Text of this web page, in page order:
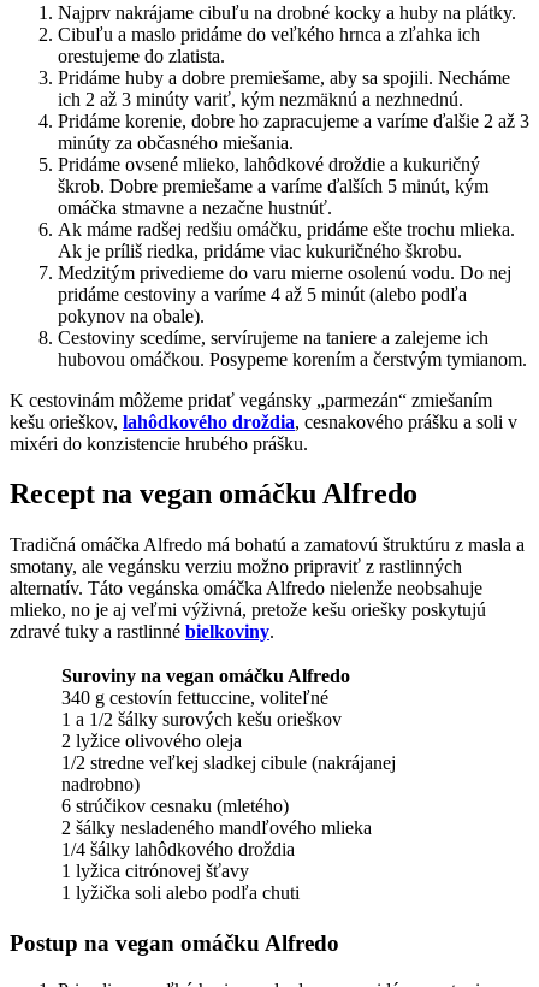
Najprv nakrájame cibuľu na drobné kocky a huby na plátky.
Cibuľu a maslo pridáme do veľkého hrnca a zľahka ich
orestujeme do zlatista.
Pridáme huby a dobre premiešame, aby sa spojili. Necháme
ich 2 až 3 minúty variť, kým nezmäknú a nezhnednú.
Pridáme korenie, dobre ho zapracujeme a varíme ďalšie 2 až 3
minúty za občasného miešania.
Pridáme ovsené mlieko, lahôdkové droždie a kukuričný
škrob. Dobre premiešame a varíme ďalších 5 minút, kým
omáčka stmavne a nezačne hustnúť.
Ak máme radšej redšiu omáčku, pridáme ešte trochu mlieka.
Ak je príliš riedka, pridáme viac kukuričného škrobu.
Medzitým privedieme do varu mierne osolenú vodu. Do nej
pridáme cestoviny a varíme 4 až 5 minút (alebo podľa
pokynov na obale).
Cestoviny scedíme, servírujeme na taniere a zalejeme ich
hubovou omáčkou. Posypeme korením a čerstvým tymianom.
K cestovinám môžeme pridať vegánsky „parmezán“ zmiešaním
kešu orieškov, lahôdkového droždia, cesnakového prášku a soli v
mixéri do konzistencie hrubého prášku.
Recept na vegan omáčku Alfredo
Tradičná omáčka Alfredo má bohatú a zamatovú štruktúru z masla a
smotany, ale vegánsku verziu možno pripraviť z rastlinných
alternatív. Táto vegánska omáčka Alfredo nielenže neobsahuje
mlieko, no je aj veľmi výživná, pretože kešu oriešky poskytujú
zdravé tuky a rastlinné bielkoviny.
Suroviny na vegan omáčku Alfredo
340 g cestovín fettuccine, voliteľné
1 a 1/2 šálky surových kešu orieškov
2 lyžice olivového oleja
1/2 stredne veľkej sladkej cibule (nakrájanej
nadrobno)
6 strúčikov cesnaku (mletého)
2 šálky nesladeného mandľového mlieka
1/4 šálky lahôdkového droždia
1 lyžica citrónovej šťavy
1 lyžička soli alebo podľa chuti
Postup na vegan omáčku Alfredo